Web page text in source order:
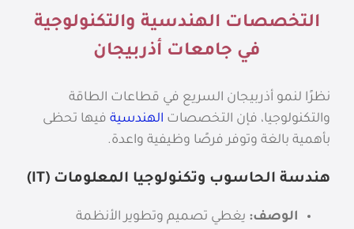
التخصصات الهندسية والتكنولوجية
في جامعات أذربيجان
نظرًا لنمو أذربيجان السريع في قطاعات الطاقة
والتكنولوجيا، فإن التخصصات الهندسية فيها تحظى
بأهمية بالغة وتوفر فرصًا وظيفية واعدة.
هندسة الحاسوب وتكنولوجيا المعلومات (IT)
الوصف: يغطي تصميم وتطوير الأنظمة